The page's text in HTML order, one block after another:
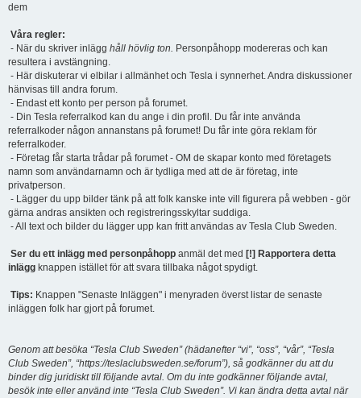
dem
Våra regler:
- När du skriver inlägg håll hövlig ton. Personpåhopp modereras och kan
resultera i avstängning.
- Här diskuterar vi elbilar i allmänhet och Tesla i synnerhet. Andra diskussioner
hänvisas till andra forum.
- Endast ett konto per person på forumet.
- Din Tesla referralkod kan du ange i din profil. Du får inte använda
referralkoder någon annanstans på forumet! Du får inte göra reklam för
referralkoder.
- Företag får starta trådar på forumet - OM de skapar konto med företagets
namn som användarnamn och är tydliga med att de är företag, inte
privatperson.
- Lägger du upp bilder tänk på att folk kanske inte vill figurera på webben - gör
gärna andras ansikten och registreringsskyltar suddiga.
- All text och bilder du lägger upp kan fritt användas av Tesla Club Sweden.
Ser du ett inlägg med personpåhopp anmäl det med [!] Rapportera detta
inlägg knappen istället för att svara tillbaka något spydigt.
Tips: Knappen "Senaste Inläggen" i menyraden överst listar de senaste
inläggen folk har gjort på forumet.
Genom att besöka “Tesla Club Sweden” (hädanefter “vi”, “oss”, “vår”, “Tesla
Club Sweden”, “https://teslaclubsweden.se/forum”), så godkänner du att du
binder dig juridiskt till följande avtal. Om du inte godkänner följande avtal,
besök inte eller använd inte “Tesla Club Sweden”. Vi kan ändra detta avtal när